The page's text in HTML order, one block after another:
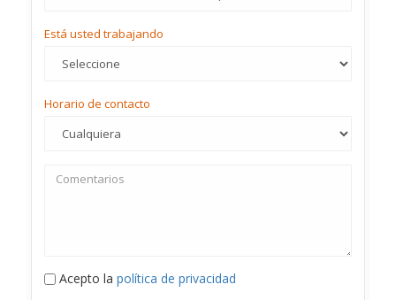
Está usted trabajando
Horario de contacto
Acepto la política de privacidad